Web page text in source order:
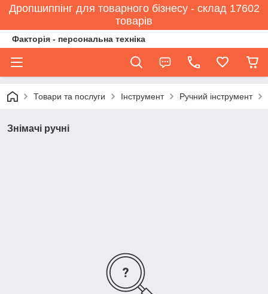
Дропшиппінг для товарного бізнесу - склад 17602
товарів
Факторія - персональна техніка
Товари та послуги Інструмент Ручний інструмент
Знімачі ручні